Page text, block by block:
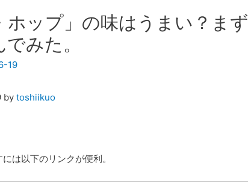
ホップ」の味はうまい？まず
みた。
19
bytoshiikuo
は以下のリンクが便利。